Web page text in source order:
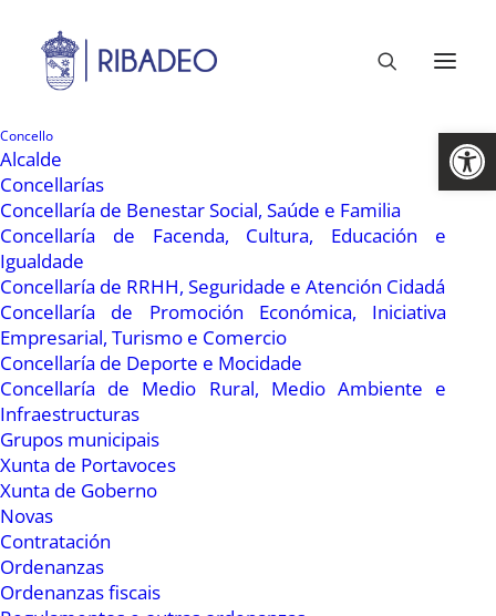
Abrir
Concello
Alcalde
Concellarías
Concellaría de Benestar Social, Saúde e Familia
Concellaría de Facenda, Cultura, Educación e
Igualdade
Concellaría de RRHH, Seguridade e Atención Cidadá
Concellaría de Promoción Económica, Iniciativa
Empresarial, Turismo e Comercio
Concellaría de Deporte e Mocidade
Concellaría de Medio Rural, Medio Ambiente e
Infraestructuras
Grupos municipais
Xunta de Portavoces
Xunta de Goberno
Novas
Contratación
Ordenanzas
Ordenanzas fiscais
11 Outubro, 2011
Mellora da sinal da TDT